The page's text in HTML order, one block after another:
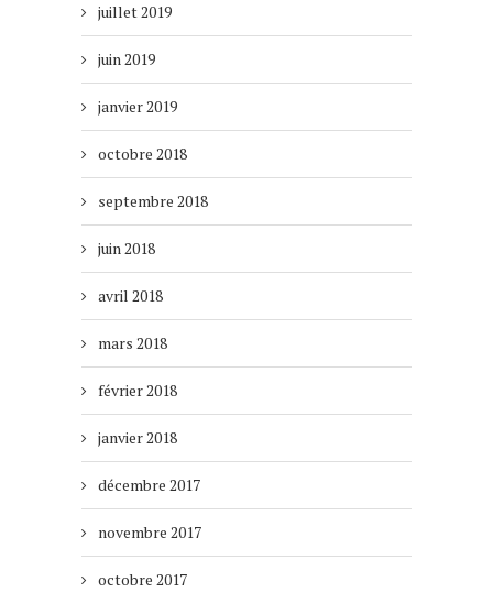
juillet 2019
juin 2019
janvier 2019
octobre 2018
septembre 2018
juin 2018
avril 2018
mars 2018
février 2018
janvier 2018
décembre 2017
novembre 2017
octobre 2017